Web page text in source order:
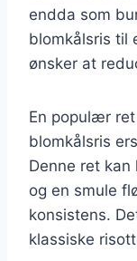
endda som
blomkålsris til
ønsker at
En populær
blomkålsris
Denne ret kan
og en smule
konsistens.
klassiske